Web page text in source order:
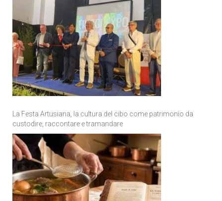
La Festa Artusiana, la cultura del cibo come patrimonio da
custodire, raccontare e tramandare